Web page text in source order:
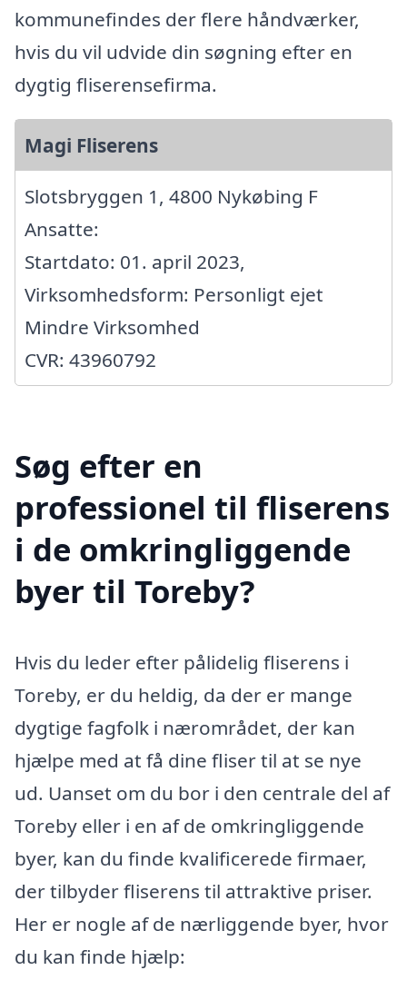
kommunefindes der flere håndværker,
hvis du vil udvide din søgning efter en
dygtig fliserensefirma.
Magi Fliserens
Slotsbryggen 1, 4800 Nykøbing F
Ansatte:
Startdato: 01. april 2023,
Virksomhedsform: Personligt ejet
Mindre Virksomhed
CVR: 43960792
Søg efter en
professionel til fliserens
i de omkringliggende
byer til Toreby?
Hvis du leder efter pålidelig fliserens i
Toreby, er du heldig, da der er mange
dygtige fagfolk i nærområdet, der kan
hjælpe med at få dine fliser til at se nye
ud. Uanset om du bor i den centrale del af
Toreby eller i en af de omkringliggende
byer, kan du finde kvalificerede firmaer,
der tilbyder fliserens til attraktive priser.
Her er nogle af de nærliggende byer, hvor
du kan finde hjælp: